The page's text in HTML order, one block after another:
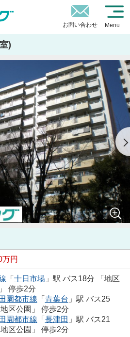
お問い合わせ Menu
)
万円
「 十日市場」駅 バス18分 「地区
停歩2分
園都市線 「 青葉台 」駅 バス25
区公園」 停歩2分
園都市線 「 長津田 」駅 バス21
区公園」 停歩2分